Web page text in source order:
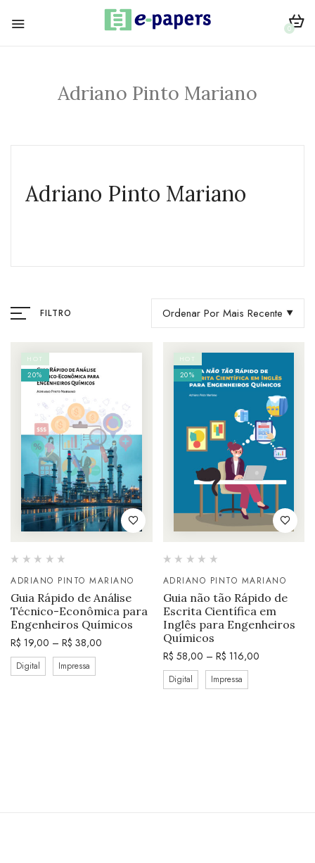
0
Adriano Pinto Mariano
Adriano Pinto Mariano
FILTRO Ordenar Por Mais Recente
HOT
20%
ADRIANO PINTO MARIANO
Guia Rápido de Análise
Técnico-Econômica para
Engenheiros Químicos
R$ 19,00 – R$ 38,00
Digital Impressa
HOT
20%
ADRIANO PINTO MARIANO
Guia não tão Rápido de
Escrita Científica em
Inglês para Engenheiros
Químicos
R$ 58,00 – R$ 116,00
Digital Impressa